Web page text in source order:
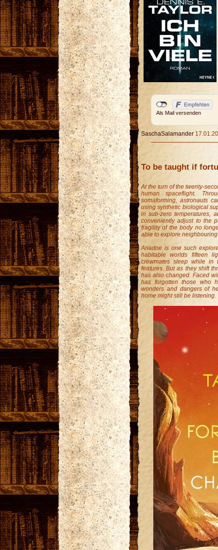
Als Mail versenden
SaschaSalamander
To be taught if
At the turn of the twenty-
human spaceflight.
somaforming, astronauts
using synthetic biological
in sub-zero temperatures,
conveniently adjust to the
fragility of the body no
able to explore
Ariadne is one such
habitable worlds fifteen
crewmates sleep while in
features. But as they shift
has also changed. Faced
has forgotten those who
wonders and dangers of
home might still be listening.